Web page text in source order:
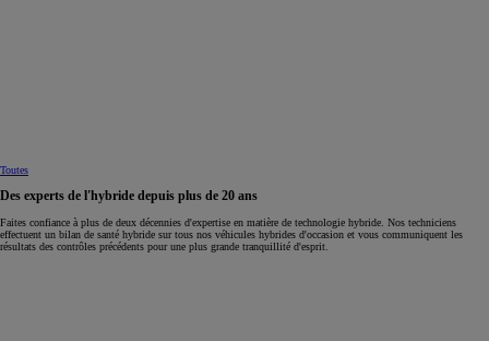
Toutes
Des experts de l'hybride depuis plus de 20 ans
Faites confiance à plus de deux décennies d'expertise en matière de technologie hybride. Nos techniciens
effectuent un bilan de santé hybride sur tous nos véhicules hybrides d'occasion et vous communiquent les
résultats des contrôles précédents pour une plus grande tranquillité d'esprit.